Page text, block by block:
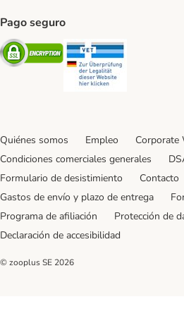
Pago seguro
Security
Quiénes somos Empleo Corporate
Condiciones comerciales generales
Formulario de desistimiento
Contacto
Gastos de envío y plazo de entrega
Programa de afiliación
Protección de
Declaración de accesibilidad
© zooplus SE 2026